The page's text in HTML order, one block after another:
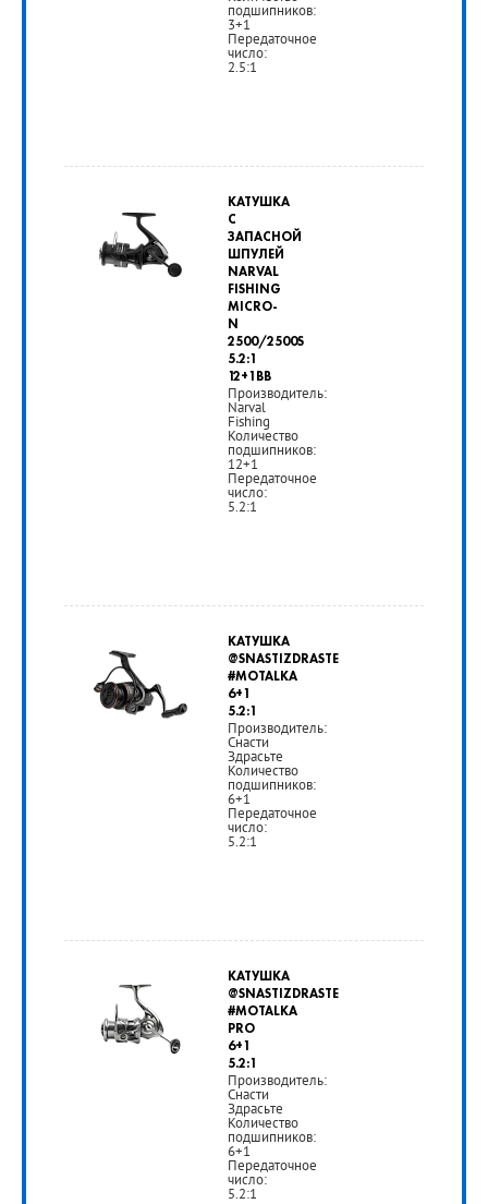
подшипников:
3+1
Передаточное
число:
2.5:1
3
590
руб.
РУБ
КАТУШКА
С
ЗАПАСНОЙ
ШПУЛЕЙ
NARVAL
FISHING
MICRO-
N
2500/2500S
5.2:1
12+1BB
Производитель:
Narval
Fishing
Количество
подшипников:
12+1
Передаточное
число:
5.2:1
10
990
руб.
РУБ
КАТУШКА
@SNASTIZDRASTE
#MOTALKA
6+1
5.2:1
Производитель:
Снасти
Здрасьте
Количество
подшипников:
6+1
Передаточное
число:
5.2:1
2
700
руб.
РУБ
КАТУШКА
@SNASTIZDRASTE
#MOTALKA
PRO
6+1
5.2:1
Производитель:
Снасти
Здрасьте
Количество
подшипников:
6+1
Передаточное
число:
5.2:1